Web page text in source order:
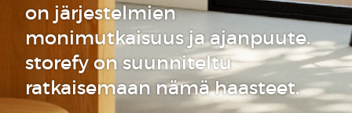
on järjestelmien
monimutkaisuus ja ajanpuute.
storefy on suunniteltu
ratkaisemaan nämä haasteet.